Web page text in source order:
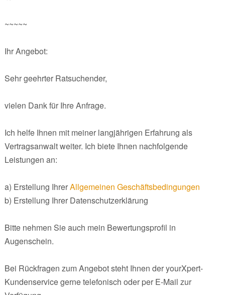
~~~~~
Ihr Angebot:
Sehr geehrter Ratsuchender,
vielen Dank für Ihre Anfrage.
Ich helfe Ihnen mit meiner langjährigen Erfahrung als
Vertragsanwalt weiter. Ich biete Ihnen nachfolgende
Leistungen an:
a) Erstellung IhrerAllgemeinen Geschäftsbedingungen
b) Erstellung Ihrer Datenschutzerklärung
Bitte nehmen Sie auch mein Bewertungsprofil in
Augenschein.
Bei Rückfragen zum Angebot steht Ihnen der yourXpert-
Kundenservice gerne telefonisch oder per E-Mail zur